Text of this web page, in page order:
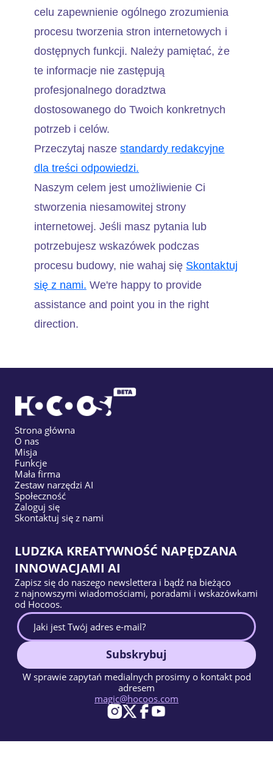
celu zapewnienie ogólnego zrozumienia
procesu tworzenia stron internetowych i
dostępnych funkcji. Należy pamiętać, że
te informacje nie zastępują
profesjonalnego doradztwa
dostosowanego do Twoich konkretnych
potrzeb i celów.
Przeczytaj nasze standardy redakcyjne
dla treści odpowiedzi.
Naszym celem jest umożliwienie Ci
stworzenia niesamowitej strony
internetowej. Jeśli masz pytania lub
potrzebujesz wskazówek podczas
procesu budowy, nie wahaj się Skontaktuj
się z nami. We're happy to provide
assistance and point you in the right
direction.
Strona główna
O nas
Misja
Funkcje
Mała firma
Zestaw narzędzi AI
Społeczność
Zaloguj się
Skontaktuj się z nami
LUDZKA KREATYWNOŚĆ NAPĘDZANA
INNOWACJAMI AI
Zapisz się do naszego newslettera i bądź na bieżąco
z najnowszymi wiadomościami, poradami i wskazówkami
od Hocoos.
Subskrybuj
W sprawie zapytań medialnych prosimy o kontakt pod
adresem
magic@hocoos.com